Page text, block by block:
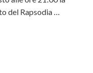
del Rapsodia …